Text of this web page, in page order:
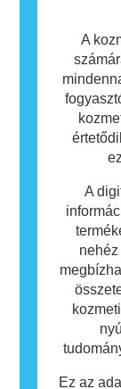
számára
azt, hogy
A
A
Ez az